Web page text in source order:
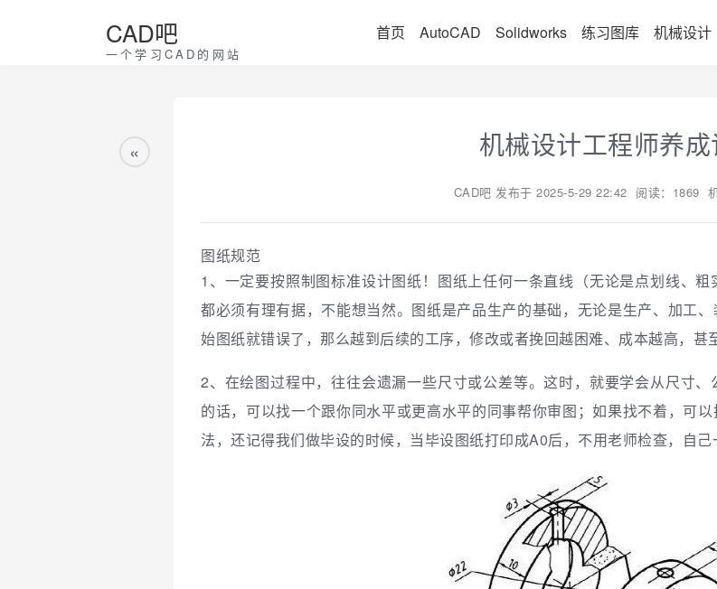
CAD吧
一个学习CAD的网站
首页 AutoCAD Solidworks 练习图库 机械设计
« 机械设计工程师养成
CAD吧 发布于2025-5-29 22:42 阅读：1869
图纸规范
1、 一定要按照制图标准设计图纸！ 图纸上任何一条直线（无论是点划线、
都必须有理有据，不能想当然。图纸是产品生产的基础，无论是生产、加工
始图纸就错误了，那么越到后续的工序，修改或者挽回越困难、成本越高，甚
2、在绘图过程中，往往会遗漏一些尺寸或公差等。这时，就要学会从尺寸
的话，可以找一个跟你同水平或更高水平的同事帮你审图；如果找不着，可
法，还记得我们做毕设的时候，当毕设图纸打印成A0后，不用老师检查，自己